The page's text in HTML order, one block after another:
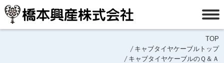
TOP
キャブタイヤケーブルトップ
キャブタイヤケーブルのＱ＆Ａ